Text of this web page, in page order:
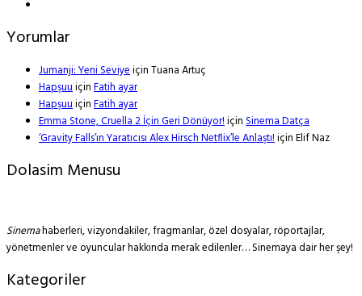
Yorumlar
Jumanji: Yeni SeviyeiçinTuana Artuç
HapşuuiçinFatih ayar
HapşuuiçinFatih ayar
Emma Stone, Cruella 2 İçin Geri Dönüyor!içinSinema Datça
‘Gravity Falls’ın Yaratıcısı Alex Hirsch Netflix’le Anlaştı!içinElif Naz
Dolasim Menusu
Sinemahaberleri, vizyondakiler, fragmanlar, özel dosyalar, röportajlar,
yönetmenler ve oyuncular hakkında merak edilenler… Sinemaya dair her şey!
Kategoriler